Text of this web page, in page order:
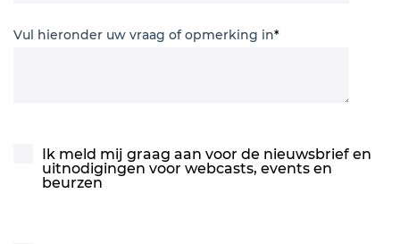
Vul hieronder uw vraag of opmerking in*
Ik meld mij graag aan voor de nieuwsbrief en
uitnodigingen voor webcasts, events en
beurzen